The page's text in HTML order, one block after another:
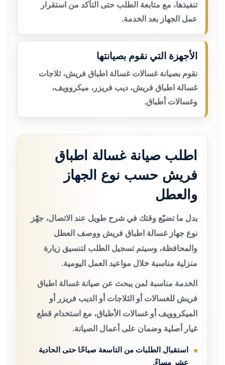
تنفيذها، مع متابعة الطلب حتى التأكد من استقرار
عمل الجهاز بعد الخدمة.
الأجهزة التي نقوم بصيانتها
نقوم بصيانة غسالات غسالة اطباق فريش، ثلاجات
غسالة اطباق فريش، ديب فريزر، ميكروويف،
وغسالات أطباق.
اطلب صيانة غسالة اطباق
فريش حسب نوع الجهاز
والعطل
بدل ما تضيّع وقتك في شرح طويل عند الاتصال، جهّز
نوع جهاز غسالة اطباق فريش ووصف العطل
والمحافظة، وسيتم تسجيل الطلب لتنسيق زيارة
منزلية مناسبة خلال مواعيد العمل اليومية.
الخدمة مناسبة لمن يبحث عن صيانة غسالة اطباق
فريش للغسالات أو الثلاجات أو الديب فريزر أو
الميكروويف أو غسالات الأطباق، مع استخدام قطع
غيار أصلية وضمان على أعمال الصيانة.
استقبال الطلبات من التاسعة صباحًا حتى الحادية
عشر مساءً.